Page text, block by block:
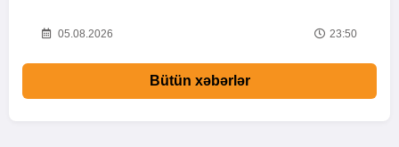
05.08.2026 23:50
Bütün xəbərlər